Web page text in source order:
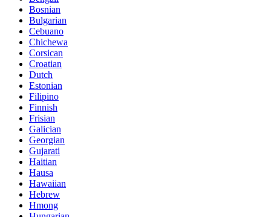
Bosnian
Bulgarian
Cebuano
Chichewa
Corsican
Croatian
Dutch
Estonian
Filipino
Finnish
Frisian
Galician
Georgian
Gujarati
Haitian
Hausa
Hawaiian
Hebrew
Hmong